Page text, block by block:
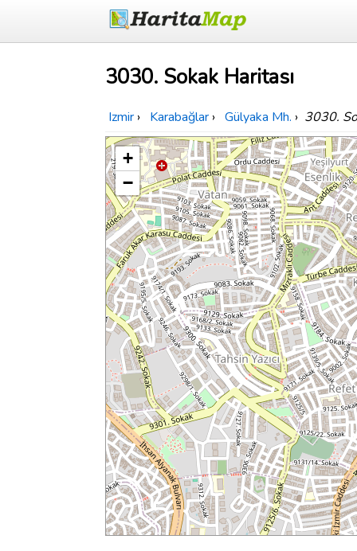
3030. Sokak Haritası
Izmir › Karabağlar › Gülyaka Mh. › 3030.
+
−